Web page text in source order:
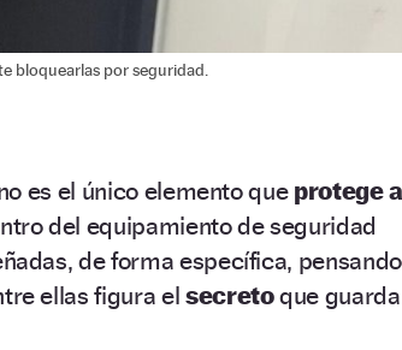
bloquearlas por seguridad.
es el único elemento queprotege a
del equipamiento de seguridad
de forma específica, pensando
ellas figura el secretoque